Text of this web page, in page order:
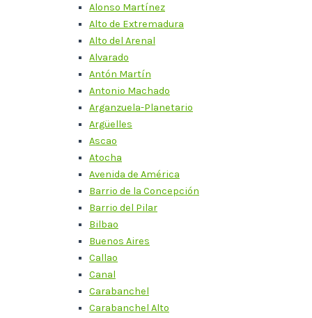
Alonso Martínez
Alto de Extremadura
Alto del Arenal
Alvarado
Antón Martín
Antonio Machado
Arganzuela-Planetario
Argüelles
Ascao
Atocha
Avenida de América
Barrio de la Concepción
Barrio del Pilar
Bilbao
Buenos Aires
Callao
Canal
Carabanchel
Carabanchel Alto